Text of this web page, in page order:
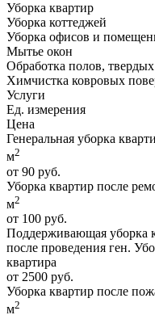
Уборка квартир
Уборка коттеджей
Уборка офисов и
Мытье окон
Обработка полов,
Химчистка ковровых
Услуги
Ед. измерения
Цена
Генеральная уборка
м2
от 90 руб.
Уборка квартир после
м2
от 100 руб.
Поддерживающая уборка
после проведения ген.
квартира
от 2500 руб.
Уборка квартир после
м2